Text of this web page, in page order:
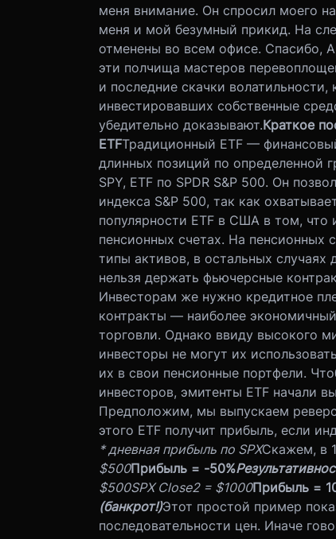
меня внимание. Он спросил моего
меня и мой безумный прикид. На
отменены во всем офисе. Спасибо,
эти полчища мастеров
и последние скачки
инвестировавших собственные
убедительно доказывают.Краткое
ETFТрадиционный ETF —
длинных позиций по определенной
SPY, ETF по SPDR S&P 500. Он
индекса S&P 500, так как
популярности ETF в США в том, что
пенсионных счетах. На пенсионных
типы активов, в остальных случаях
нельзя держать фьючерсные
Инвесторам же нужно кредитное
контракты — наиболее
торговли. Однако ввиду высокого
инвесторы не могут их
их в свои пенсионные портфели.
инвесторов, эмитенты ETF начали
Предположим, мы выпускаем
этого ETF получит прибыль, если
* дневная прибыль по SPXСкажем, в
$500Прибыль = -50%
$500SPX Close2 = $1000Прибыль =
(банкрот!)Этот простой пример
последовательности цен. Иначе